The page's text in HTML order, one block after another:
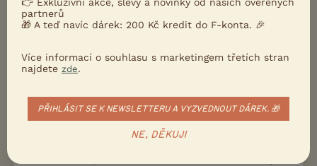
4reakcí
Joohana)
štěněte
2.12.2021 13:47 (odmolok)
partnerů
🎁 A teď navíc dárek: 200 Kč kredit do F-konta. 🎉
Více informací o souhlasu s marketingem třetích stran
najdete zde.
PŘIHLÁSIT SE K NEWSLETTERU A VYZVEDNOUT DÁREK. 🎁
NE, DĚKUJI